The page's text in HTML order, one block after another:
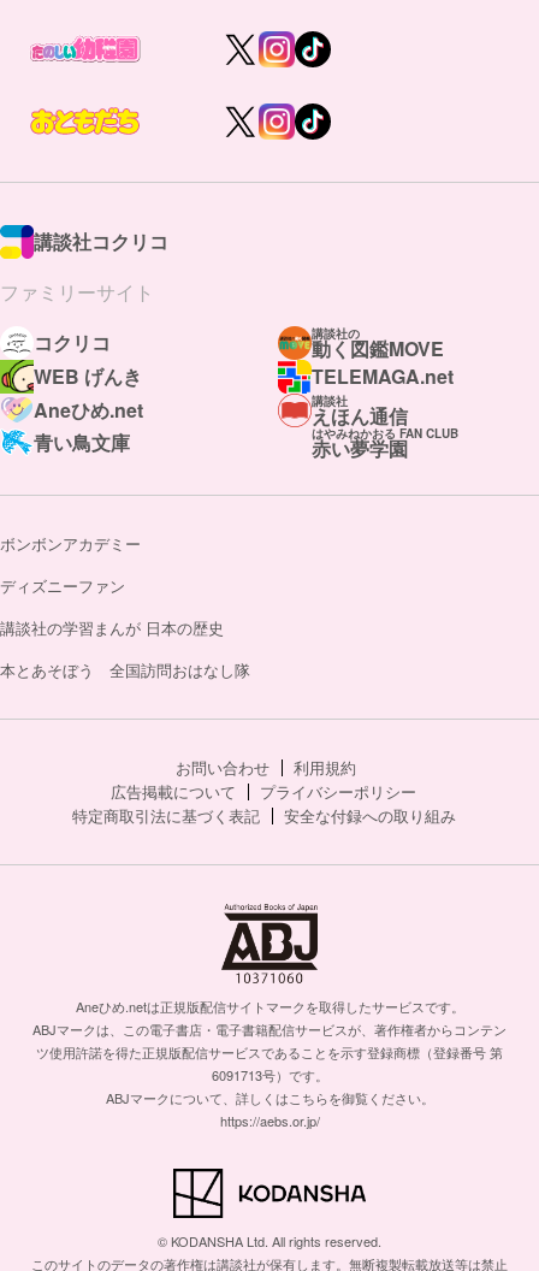
講談社コクリコ
ファミリーサイト
コクリコ
講談社の
動く図鑑MOVE
WEB げんき
TELEMAGA.net
Aneひめ.net
講談社
えほん通信
青い鳥文庫
はやみねかおる FAN CLUB
赤い夢学園
ボンボンアカデミー
ディズニーファン
講談社の学習まんが 日本の歴史
本とあそぼう 全国訪問おはなし隊
お問い合わせ
利用規約
広告掲載について
プライバシーポリシー
特定商取引法に基づく表記
安全な付録への取り組み
Aneひめ.netは正規版配信サイトマークを取得したサービスです。
ABJマークは、この電子書店・電子書籍配信サービスが、著作権者からコンテン
ツ使用許諾を得た正規版配信サービスであることを示す登録商標（登録番号 第
6091713号）です。
ABJマークについて、詳しくはこちらを御覧ください。
https://aebs.or.jp/
© KODANSHA Ltd. All rights reserved.
このサイトのデータの著作権は講談社が保有します。無断複製転載放送等は禁止